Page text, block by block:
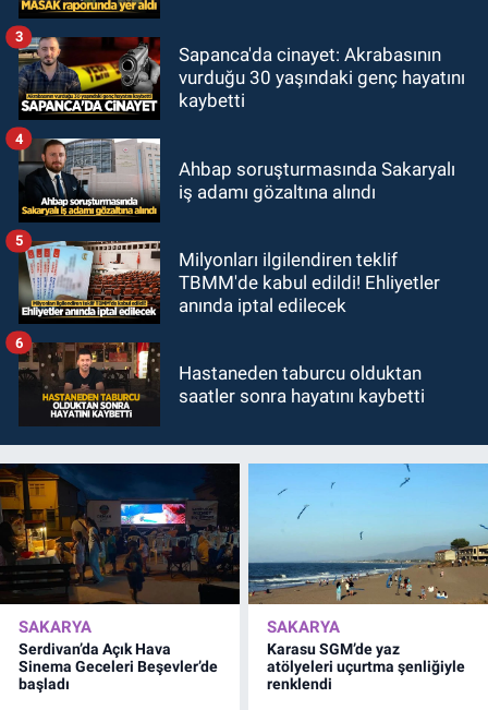
Sapanca'da cinayet: Akrabasının
vurduğu 30 yaşındaki genç hayatını
kaybetti
3
Ahbap soruşturmasında Sakaryalı
iş adamı gözaltına alındı
4
Milyonları ilgilendiren teklif
TBMM'de kabul edildi! Ehliyetler
anında iptal edilecek
5
Hastaneden taburcu olduktan
saatler sonra hayatını kaybetti
6
SAKARYA
Serdivan’da Açık Hava
Sinema Geceleri Beşevler’de
başladı
SAKARYA
Karasu SGM’de yaz
atölyeleri uçurtma şenliğiyle
renklendi